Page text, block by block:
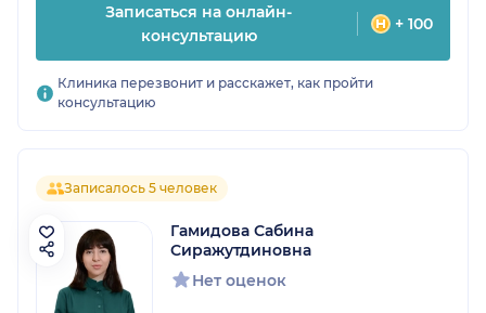
Записаться на онлайн-
консультацию
+ 100
Клиника перезвонит и расскажет, как пройти
консультацию
Записалось 5 человек
Гамидова Сабина
Сиражутдиновна
Нет оценок